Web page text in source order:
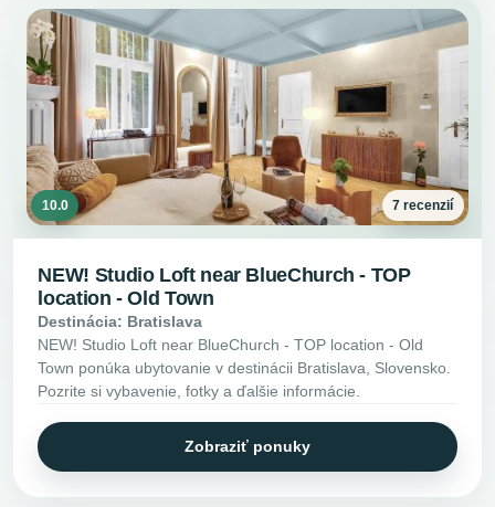
10.0 7 recenzií
NEW! Studio Loft near BlueChurch - TOP
location - Old Town
Destinácia: Bratislava
NEW! Studio Loft near BlueChurch - TOP location - Old
Town ponúka ubytovanie v destinácii Bratislava, Slovensko.
Pozrite si vybavenie, fotky a ďalšie informácie.
Zobraziť ponuky